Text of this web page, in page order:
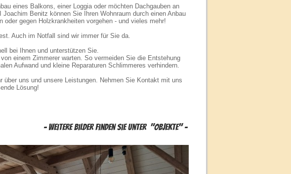
eines Balkons, einer Loggia oder möchten Dachgauben an
Joachim Benitz können Sie Ihren Wohnraum durch einen Anbau
oder gegen Holzkrankheiten vorgehen - und vieles mehr!
Auch im Notfall sind wir immer für Sie da.
bei Ihnen und unterstützen Sie.
einem Zimmerer warten. So vermeiden Sie die Entstehung
Aufwand und kleine Reparaturen Schlimmeres verhindern.
über uns und unsere Leistungen. Nehmen Sie Kontakt mit uns
Lösung!
Bilder finden Sie unter "Objekte" -